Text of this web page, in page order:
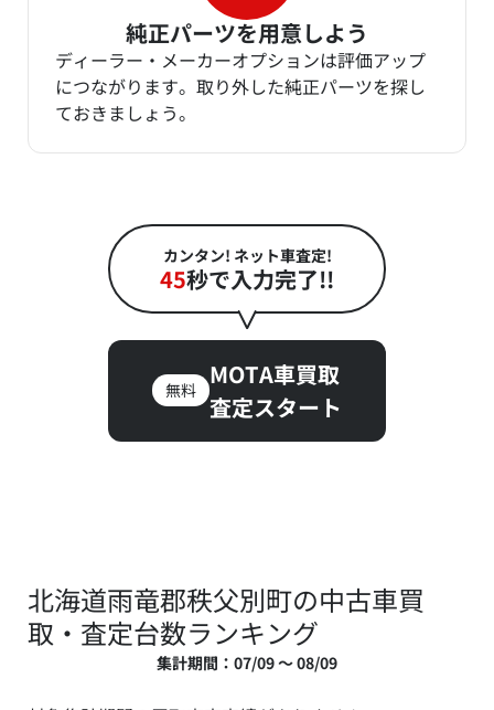
純正パーツを用意しよう
ディーラー・メーカーオプションは評価アップ
につながります。取り外した純正パーツを探し
ておきましょう。
カンタン! ネット車査定!
45秒で入力完了!!
無料
MOTA車買取
査定スタート
北海道雨竜郡秩父別町の中古車買
取・査定台数ランキング
集計期間：07/09 ～ 08/09